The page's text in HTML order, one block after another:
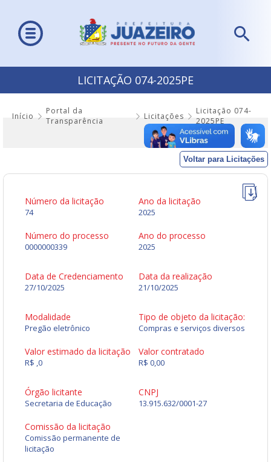
LICITAÇÃO 074-2025PE
Início
Portal da
Transparência
Licitações
Licitação 074-
2025PE
Voltar para Licitações
Número da licitação
74
Ano da licitação
2025
Número do processo
0000000339
Ano do processo
2025
Data de Credenciamento
27/10/2025
Data da realização
21/10/2025
Modalidade
Pregão eletrônico
Tipo de objeto da licitação:
Compras e serviços diversos
Valor estimado da licitação
R$ ,0
Valor contratado
R$ 0,00
Órgão licitante
Secretaria de Educação
CNPJ
13.915.632/0001-27
Comissão da licitação
Comissão permanente de
licitação